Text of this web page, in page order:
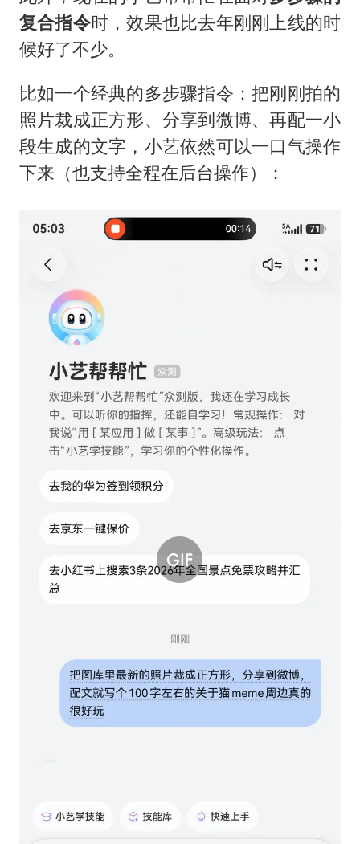
复合指令时，效果也比去年刚刚上线的时
候好了不少。
比如一个经典的多步骤指令：把刚刚拍的
照片裁成正方形、分享到微博、再配一小
段生成的文字，小艺依然可以一口气操作
下来（也支持全程在后台操作）：